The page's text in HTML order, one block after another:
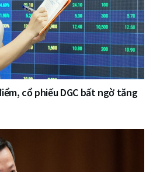
cổ phiếu DGC bất ngờ tăng